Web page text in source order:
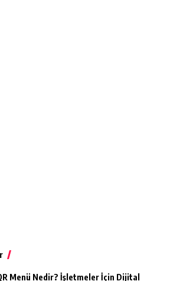
Menü Nedir? İşletmeler İçin Dijital